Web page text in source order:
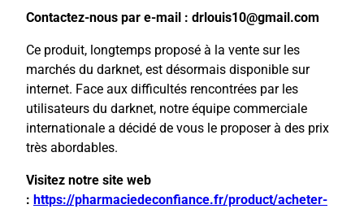
Contactez-nous par e-mail : drlouis10@gmail.com
Ce produit, longtemps proposé à la vente sur les
marchés du darknet, est désormais disponible sur
internet. Face aux difficultés rencontrées par les
utilisateurs du darknet, notre équipe commerciale
internationale a décidé de vous le proposer à des prix
très abordables.
Visitez notre site web
: https://pharmaciedeconfiance.fr/product/acheter-